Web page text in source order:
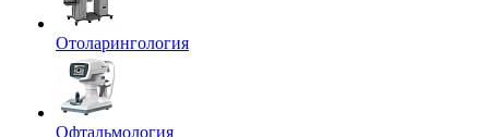
Отоларингология
Офтальмология